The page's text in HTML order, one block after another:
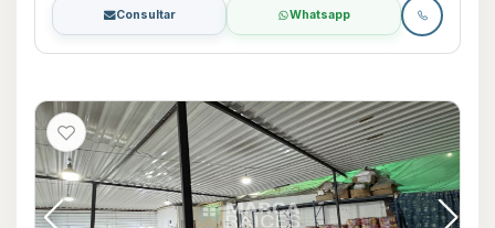
Consultar Whatsapp